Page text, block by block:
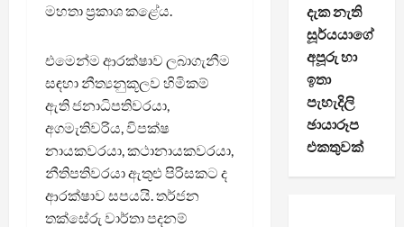
මහතා ප්‍රකාශ කළේය.
එමෙන්ම ආරක්ෂාව ලබාගැනීම
සඳහා නීත්‍යනුකූලව හිමිකම්
ඇති ජනාධිපතිවරයා,
අගමැතිවරිය, විපක්ෂ
නායකවරයා, කථානායකවරයා,
නීතිපතිවරයා ඇතුළු පිරිසකට ද
ආරක්ෂාව සපයයි. තර්ජන
තක්සේරු වාර්තා පදනම්
දැක නැති
සූර්යයාගේ
අපූරු හා
ඉතා
පැහැදිලි
ඡායාරූප
එකතුවක්